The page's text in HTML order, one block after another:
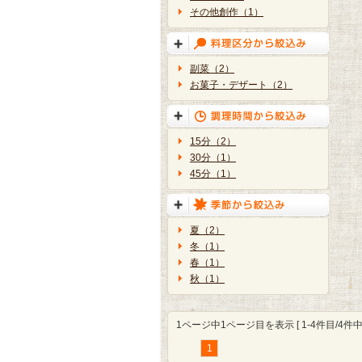
その他創作（1）
副菜（2）
お菓子・デザート（2）
15分（2）
30分（1）
45分（1）
夏（2）
冬（1）
春（1）
秋（1）
1ページ中1ページ目を表示 [ 1-4件目/4件
1